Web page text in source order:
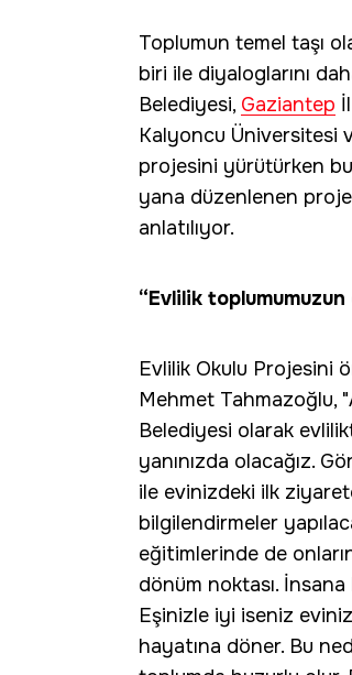
Toplumun temel taşı
biri ile diyaloglarını
Belediyesi, Gaziantep
Kalyoncu Üniversitesi
projesini yürütürken
yana düzenlenen
anlatılıyor.
“Evlilik toplumumuzun
Evlilik Okulu Projesini
Mehmet Tahmazoğlu,
Belediyesi olarak
yanınızda olacağız.
ile evinizdeki ilk
bilgilendirmeler
eğitimlerinde de
dönüm noktası.
Eşinizle iyi iseniz
hayatına döner. Bu